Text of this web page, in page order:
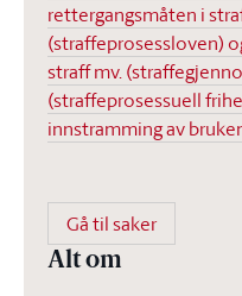
rettergangsmåten i
(straffeprosessloven)
straff mv.
(straffeprosessuell
innstramming av
Gå til saker
Alt om